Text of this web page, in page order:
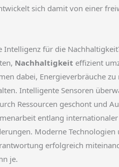
sich damit von einer
Intelligenz für die
Nachhaltigkeit effizient
dabei, Energieverbräuche
Intelligente Sensoren
Ressourcen geschont und
entlang
Moderne
erfolgreich
je.